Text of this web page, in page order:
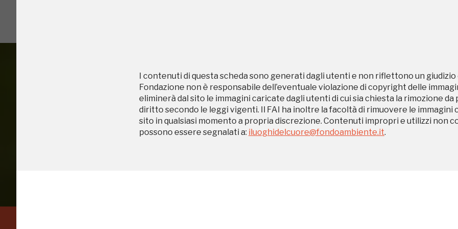
I contenuti di questa scheda sono generati dagli utenti e non riflettono un giudizio
Fondazione non è responsabile dell’eventuale violazione di copyright delle
eliminerà dal sito le immagini caricate dagli utenti di cui sia chiesta la rimozione
diritto secondo le leggi vigenti. Il FAI ha inoltre la facoltà di rimuovere le immagini
sito in qualsiasi momento a propria discrezione. Contenuti impropri e utilizzi non
possono essere segnalati a: iluoghidelcuore@fondoambiente.it.
Registrati alla newsletter
Accedi alle informazioni per te più interessanti, a quelle inerenti i luoghi
eventi organizzati